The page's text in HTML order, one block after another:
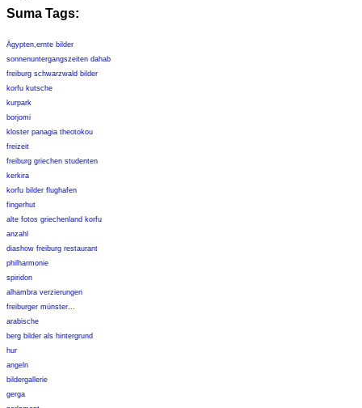
Suma Tags:
Ägypten,ernte bilder
sonnenuntergangszeiten dahab
freiburg schwarzwald bilder
korfu kutsche
kurpark
borjomi
kloster panagia theotokou
freizeit
freiburg griechen studenten
kerkira
korfu bilder flughafen
fingerhut
alte fotos griechenland korfu
anzahl
diashow freiburg restaurant
philharmonie
spiridon
alhambra verzierungen
freiburger münster...
arabische
berg bilder als hintergrund
hur
angeln
bildergallerie
gerga